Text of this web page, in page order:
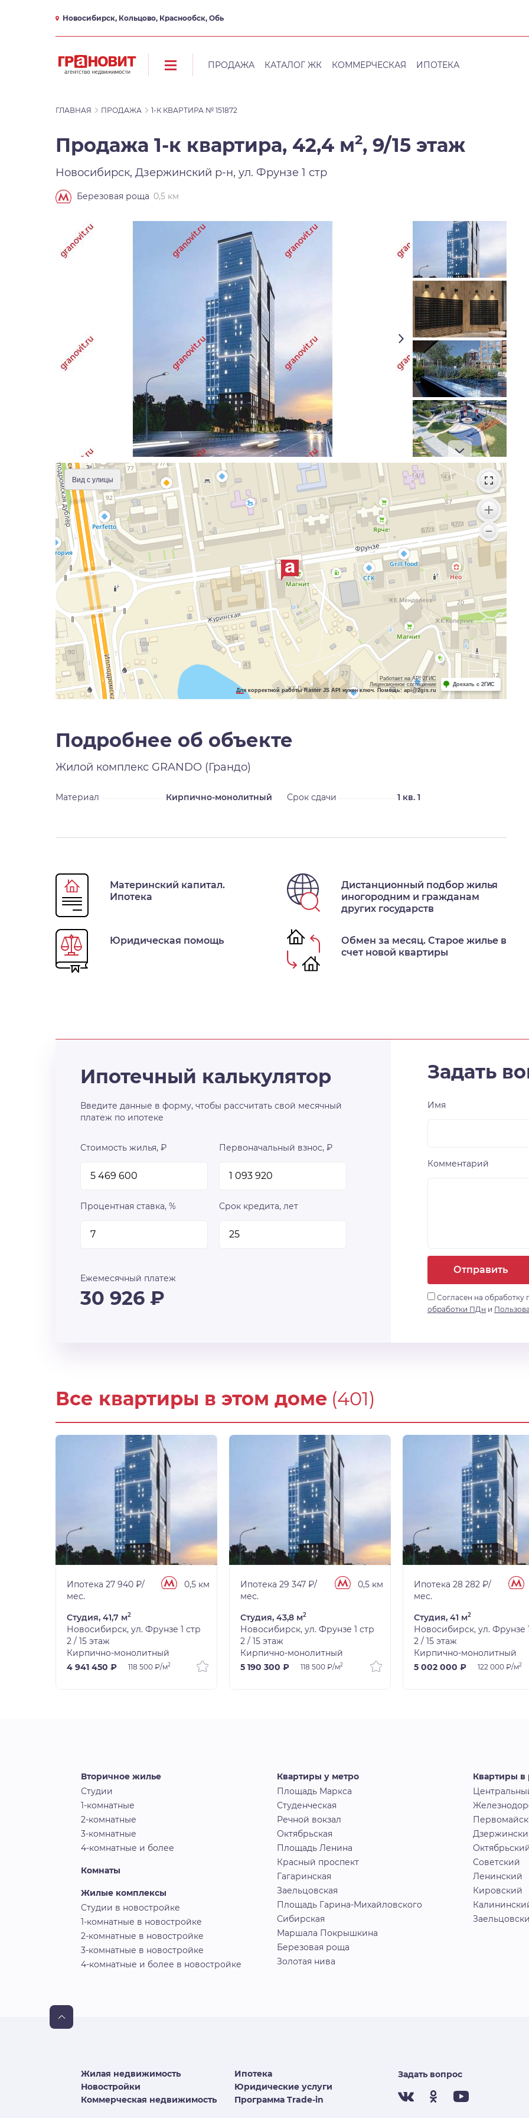
Новосибирск, Кольцово, Краснообск, Обь
ПРОДАЖА КАТАЛОГ ЖК КОММЕРЧЕСКАЯ ИПОТЕКА
ГЛАВНАЯ ПРОДАЖА 1-К КВАРТИРА № 151872
Продажа 1-к квартира, 42,4 м2, 9/15 этаж
Новосибирск, Дзержинский р-н, ул. Фрунзе 1 стр
Березовая роща 0,5 км
Вид с улицы
Работает на API 2ГИС
Лицензионное соглашение
Для корректной работы Raster JS API нужен ключ. Помощь: api@2gis.ru
Доехать с 2ГИС
Подробнее об объекте
Жилой комплекс GRANDO (Грандо)
Материал Кирпично-монолитный Срок сдачи 1 кв. 1
Материнский капитал.
Ипотека
Дистанционный подбор жилья
иногородним и гражданам
других государств
Юридическая помощь
Обмен за месяц. Старое жилье в
счет новой квартиры
Ипотечный калькулятор
Введите данные в форму, чтобы рассчитать свой месячный
платеж по ипотеке
Стоимость жилья, ₽ Первоначальный взнос, ₽
Процентная ставка, % Срок кредита, лет
Ежемесячный платеж
30 926 ₽
Задать
Имя
Комментарий
Отправить
Согласен на обработку
обработки ПДн и
Все квартиры в этом доме (401)
Ипотека 27 940 ₽/
мес.
0,5 км
Студия, 41,7 м2
Новосибирск, ул. Фрунзе 1 стр
2 / 15 этаж
Кирпично-монолитный
4 941 450 ₽
118 500 ₽/м2
Ипотека 29 347 ₽/
мес.
0,5 км
Студия, 43,8 м2
Новосибирск, ул. Фрунзе 1 стр
2 / 15 этаж
Кирпично-монолитный
5 190 300 ₽
118 500 ₽/м2
Ипотека 28 282 ₽/
мес.
Студия, 41 м2
Новосибирск, ул. Фрунзе
2 / 15 этаж
Кирпично-монолитный
5 002 000 ₽
122 000 ₽/м2
Вторичное жилье
Студии
1-комнатные
2-комнатные
3-комнатные
4-комнатные и более
Комнаты
Жилые комплексы
Студии в новостройке
1-комнатные в новостройке
2-комнатные в новостройке
3-комнатные в новостройке
4-комнатные и более в новостройке
Квартиры у метро
Площадь Маркса
Студенческая
Речной вокзал
Октябрьская
Площадь Ленина
Красный проспект
Гагаринская
Заельцовская
Площадь Гарина-Михайловского
Сибирская
Маршала Покрышкина
Березовая роща
Золотая нива
Квартиры в
Советский
Ленинский
Кировский
Жилая недвижимость
Новостройки
Коммерческая недвижимость
Ипотека
Юридические услуги
Программа Trade-in
Задать вопрос